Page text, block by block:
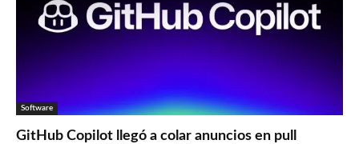
Software
GitHub Copilot llegó a colar anuncios en pull